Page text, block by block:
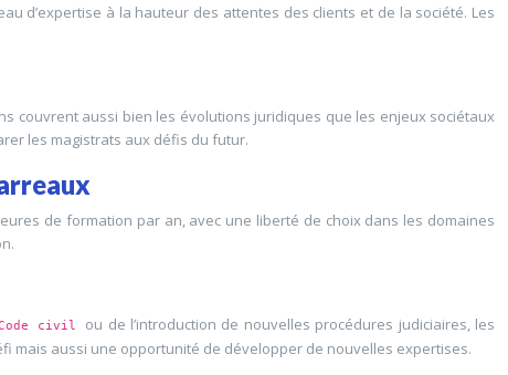
d’expertise à la hauteur des attentes des clients et de la société. Les
couvrent aussi bien les évolutions juridiques que les enjeux sociétaux
les magistrats aux défis du futur.
de formation par an, avec une liberté de choix dans les domaines
civil ou de l’introduction de nouvelles procédures judiciaires, les
mais aussi une opportunité de développer de nouvelles expertises.